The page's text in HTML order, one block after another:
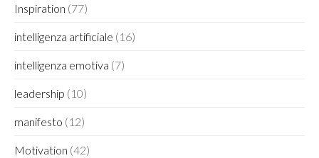
Inspiration (77)
intelligenza artificiale (16)
intelligenza emotiva (7)
leadership (10)
manifesto (12)
Motivation (42)